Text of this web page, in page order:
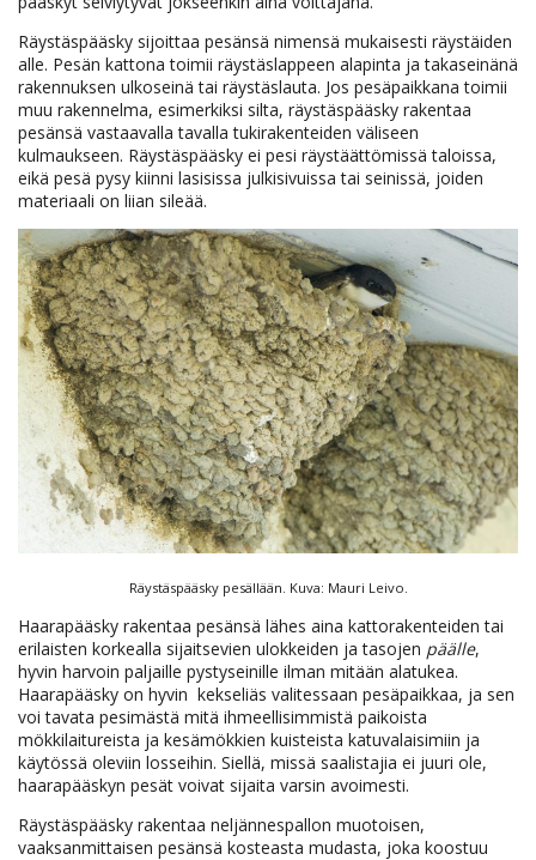
Räystäspääsky sijoittaa pesänsä nimensä mukaisesti räystäiden
alle. Pesän kattona toimii räystäslappeen alapinta ja takaseinänä
rakennuksen ulkoseinä tai räystäslauta. Jos pesäpaikkana toimii
muu rakennelma, esimerkiksi silta, räystäspääsky rakentaa
pesänsä vastaavalla tavalla tukirakenteiden väliseen
kulmaukseen. Räystäspääsky ei pesi räystäättömissä taloissa,
eikä pesä pysy kiinni lasisissa julkisivuissa tai seinissä, joiden
materiaali on liian sileää.
Räystäspääsky pesällään. Kuva: Mauri Leivo.
Haarapääsky rakentaa pesänsä lähes aina kattorakenteiden tai
erilaisten korkealla sijaitsevien ulokkeiden ja tasojen päälle,
hyvin harvoin paljaille pystyseinille ilman mitään alatukea.
Haarapääsky on hyvin kekseliäs valitessaan pesäpaikkaa, ja sen
voi tavata pesimästä mitä ihmeellisimmistä paikoista
mökkilaitureista ja kesämökkien kuisteista katuvalaisimiin ja
käytössä oleviin losseihin. Siellä, missä saalistajia ei juuri ole,
haarapääskyn pesät voivat sijaita varsin avoimesti.
Räystäspääsky rakentaa neljännespallon muotoisen,
vaaksanmittaisen pesänsä kosteasta mudasta, joka koostuu